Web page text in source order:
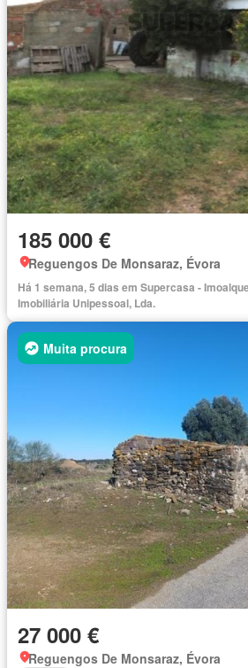
185 000 €
Reguengos De Monsaraz, Évora
Há 1 semana, 5 dias em Supercasa -
Imobiliária Unipessoal, Lda.
Muita procura
27 000 €
Reguengos De Monsaraz, Évora